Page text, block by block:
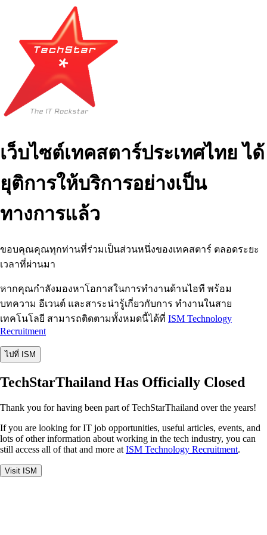
เว็บไซต์เทคสตาร์ประเทศไทย ได้
ยุติการให้บริการอย่างเป็น
ทางการแล้ว
ขอบคุณคุณทุกท่านที่ร่วมเป็นส่วนหนึ่งของเทคสตาร์ ตลอดระยะ
เวลาที่ผ่านมา
หากคุณกำลังมองหาโอกาสในการทำงานด้านไอที พร้อม
บทความ อีเวนต์ และสาระน่ารู้เกี่ยวกับการ ทำงานในสาย
เทคโนโลยี สามารถติดตามทั้งหมดนี้ได้ที่ ISM Technology
Recruitment
ไปที่ ISM
TechStarThailand Has Officially Closed
Thank you for having been part of TechStarThailand over the years!
If you are looking for IT job opportunities, useful articles, events, and
lots of other information about working in the tech industry, you can
still access all of that and more at ISM Technology Recruitment.
Visit ISM